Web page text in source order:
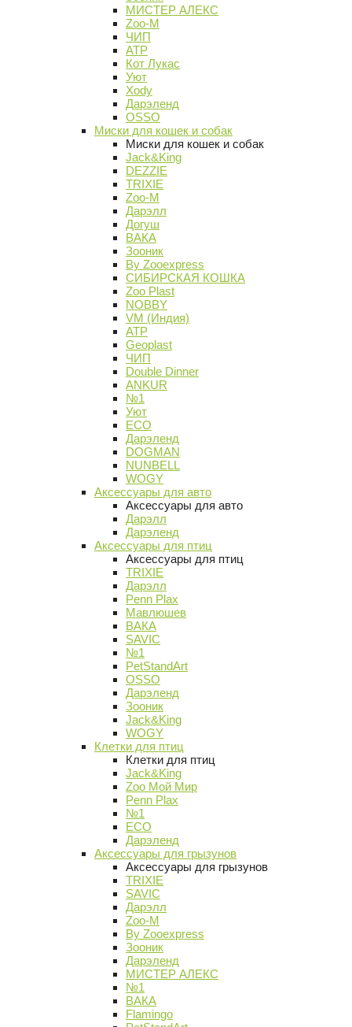
МИСТЕР АЛЕКС
Zoo-M
ЧИП
АТР
Кот Лукас
Уют
Xody
Дарэленд
OSSO
Миски для кошек и собак
Миски для кошек и собак
Jack&King
DEZZIE
TRIXIE
Zoo-M
Дарэлл
Догуш
ВАКА
Зооник
By Zooexpress
СИБИРСКАЯ КОШКА
Zoo Plast
NOBBY
VM (Индия)
АТР
Geoplast
ЧИП
Double Dinner
ANKUR
№1
Уют
ECO
Дарэленд
DOGMAN
NUNBELL
WOGY
Аксессуары для авто
Аксессуары для авто
Дарэлл
Дарэленд
Аксессуары для птиц
Аксессуары для птиц
TRIXIE
Дарэлл
Penn Plax
Мавлюшев
ВАКА
SAVIC
№1
PetStandArt
OSSO
Дарэленд
Зооник
Jack&King
WOGY
Клетки для птиц
Клетки для птиц
Jack&King
Zoo Мой Мир
Penn Plax
№1
ECO
Дарэленд
Аксессуары для грызунов
Аксессуары для грызунов
TRIXIE
SAVIC
Дарэлл
Zoo-M
By Zooexpress
Зооник
Дарэленд
МИСТЕР АЛЕКС
№1
ВАКА
Flamingo